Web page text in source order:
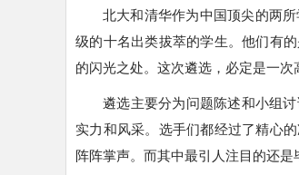
北大和清华作为中国顶尖的两
级的十名出类拔萃的学生。他们有
的闪光之处。这次遴选，必定是一次
遴选主要分为问题陈述和小组
实力和风采。选手们都经过了精心
阵阵掌声。而其中最引人注目的还是